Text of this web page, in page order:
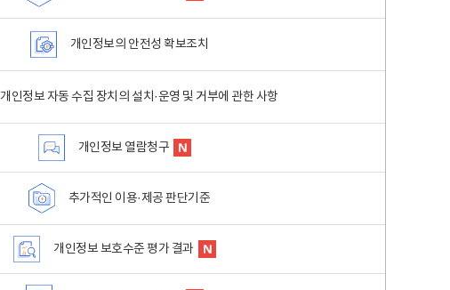
개인정보의 안전성 확보조치
개인정보 자동 수집 장치의 설치·운영 및 거부에 관한 사항
개인정보 열람청구
추가적인 이용·제공 판단기준
개인정보 보호수준 평가 결과